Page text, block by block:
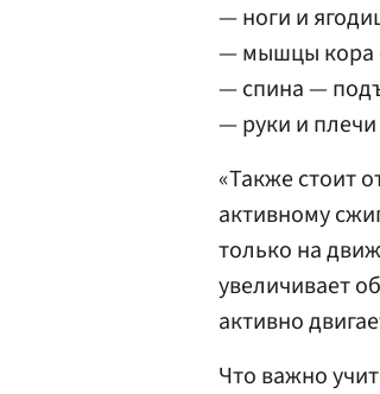
— ноги и
— мышцы кора
— спина —
— руки и
«Также стоит
активному
только на
увеличивает
активно
Что важно